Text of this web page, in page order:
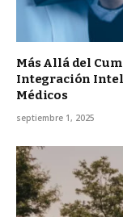
Más Allá del
Integración
Médicos
septiembre 1, 2025